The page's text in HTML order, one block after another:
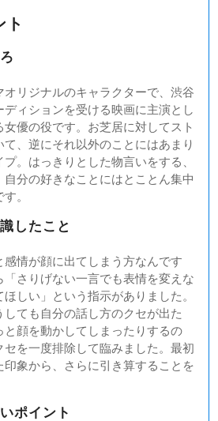
ト
リジナルのキャラクターで、渋谷
ディションを受ける映画に主演とし
優の役です。お芝居に対してスト
、逆にそれ以外のことにはあまり
。はっきりとした物言いをする、
分の好きなことにはとことん集中
。
したこと
情が顔に出てしまう方なんです
さりげない一言でも表情を変えな
しい」という指示がありました。
ても自分の話し方のクセが出た
と顔を動かしてしまったりするの
を一度排除して臨みました。最初
象から、さらに引き算することを
ポイント